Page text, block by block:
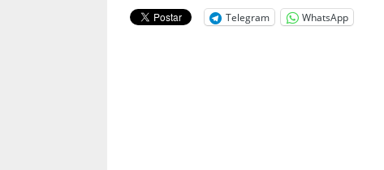
Telegram WhatsApp